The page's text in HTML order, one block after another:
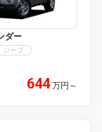
ダー
ジープ
644万円 ～